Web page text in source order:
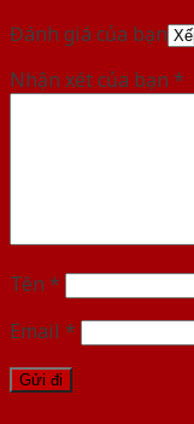
Đánh giá của bạn
Nhận xét của bạn *
Tên *
Email *